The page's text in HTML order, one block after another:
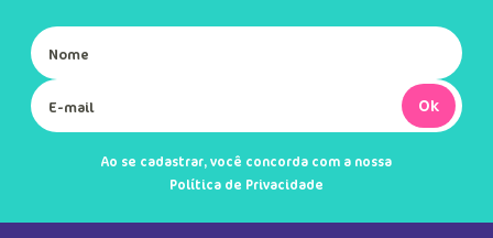
Ok
Ao se cadastrar, você concorda com a nossa
Política de Privacidade